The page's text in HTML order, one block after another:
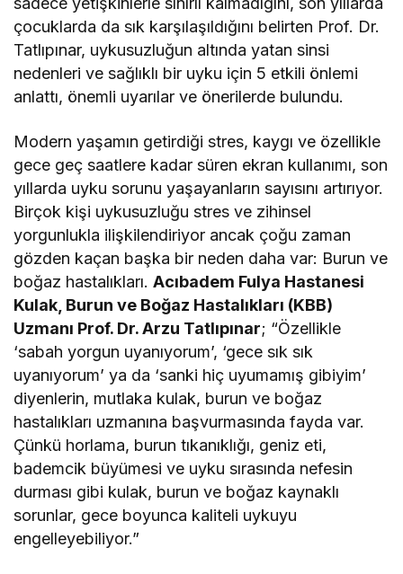
çocuklarda da sık karşılaşıldığını belirten Prof. Dr.
Tatlıpınar, uykusuzluğun altında yatan sinsi
nedenleri ve sağlıklı bir uyku için 5 etkili önlemi
anlattı, önemli uyarılar ve önerilerde bulundu.
Modern yaşamın getirdiği stres, kaygı ve özellikle
gece geç saatlere kadar süren ekran kullanımı, son
yıllarda uyku sorunu yaşayanların sayısını artırıyor.
Birçok kişi uykusuzluğu stres ve zihinsel
yorgunlukla ilişkilendiriyor ancak çoğu zaman
gözden kaçan başka bir neden daha var: Burun ve
boğaz hastalıkları.Acıbadem Fulya Hastanesi
Kulak, Burun ve Boğaz Hastalıkları (KBB)
Uzmanı Prof. Dr. Arzu Tatlıpınar; “Özellikle
‘sabah yorgun uyanıyorum’, ‘gece sık sık
uyanıyorum’ ya da ‘sanki hiç uyumamış gibiyim’
diyenlerin, mutlaka kulak, burun ve boğaz
hastalıkları uzmanına başvurmasında fayda var.
Çünkü horlama, burun tıkanıklığı, geniz eti,
bademcik büyümesi ve uyku sırasında nefesin
durması gibi kulak, burun ve boğaz kaynaklı
sorunlar, gece boyunca kaliteli uykuyu
engelleyebiliyor.”